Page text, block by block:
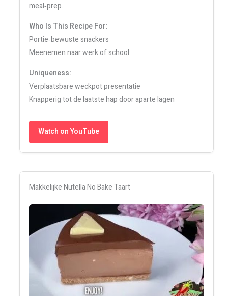
meal‑prep.
Who Is This Recipe For:
Portie‑bewuste snackers
Meenemen naar werk of school
Uniqueness:
Verplaatsbare weckpot presentatie
Knapperig tot de laatste hap door aparte lagen
Watch on YouTube
Makkelijke Nutella No Bake Taart